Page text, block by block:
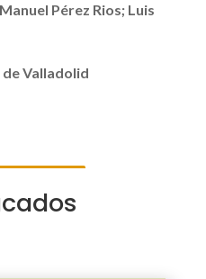
Pérez Rios; Luis
Valladolid